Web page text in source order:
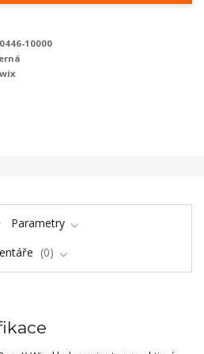
10000
Parametry
0